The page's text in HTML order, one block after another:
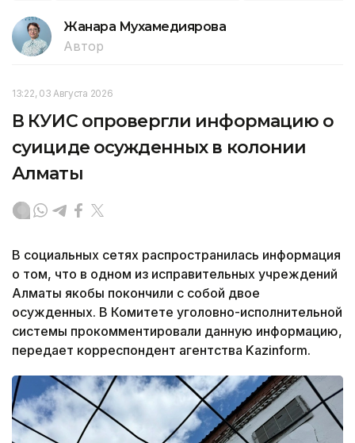
Жанара Мухамедиярова
Автор
13:22, 03 Августа 2026
В КУИС опровергли информацию о
суициде осужденных в колонии
Алматы
В социальных сетях распространилась информация
о том, что в одном из исправительных учреждений
Алматы якобы покончили с собой двое
осужденных. В Комитете уголовно-исполнительной
системы прокомментировали данную информацию,
передает корреспондент агентства Kazinform.